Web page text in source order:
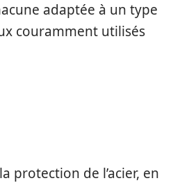
adaptée à un type
couramment utilisés
protection de l’acier, en